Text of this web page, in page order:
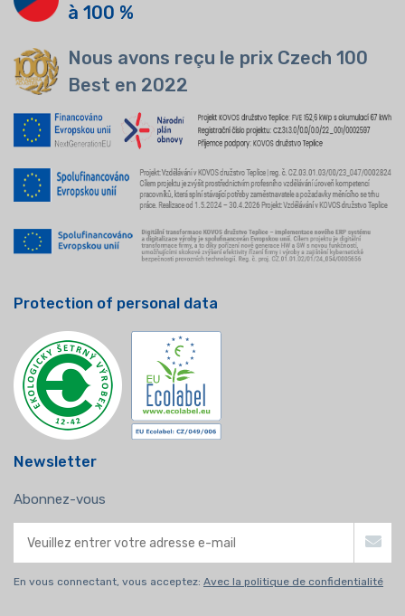
à 100 %
Nous avons reçu le prix Czech 100
Best en 2022
Protection of personal data
Newsletter
Abonnez-vous
En vous connectant, vous acceptez: Avec la politique de confidentialité